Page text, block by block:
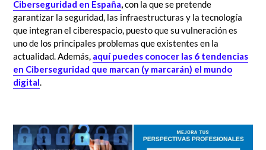
Ciberseguridad en España,con la que se pretende
garantizar la seguridad, las infraestructuras y la tecnología
que integran el ciberespacio, puesto que su vulneración es
uno de los principales problemas que existentes en la
actualidad. Además, aquí puedes conocer las 6 tendencias
en Ciberseguridad que marcan (y marcarán) el mundo
digital.